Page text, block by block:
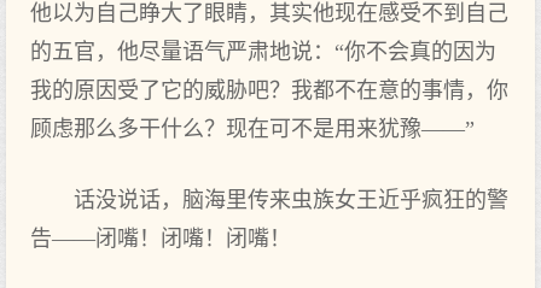
他以为自己睁大了眼睛，其实他现在感受不到自己
的五官，他尽量语气严肃地说：“你不会真的因为
我的原因受了它的威胁吧？我都不在意的事情，你
顾虑那么多干什么？现在可不是用来犹豫——”
话没说话，脑海里传来虫族女王近乎疯狂的警
告——闭嘴！闭嘴！闭嘴！